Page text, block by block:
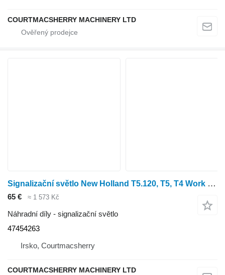
COURTMACSHERRY MACHINERY LTD
Signalizační světlo New Holland T5.120, T5, T4 Work Light Bracket Lhs 47454263
65 € ≈ 1 573 Kč
Náhradní díly - signalizační světlo
47454263
Irsko, Courtmacsherry
COURTMACSHERRY MACHINERY LTD